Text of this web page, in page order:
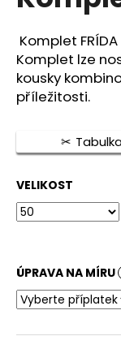
z
5
hvězdiček.
Komplet
Komplet lze
kousky
příležitosti.
VELIKOST
ÚPRAVA NA MÍRU
j
í
t
?
o
p
o
r